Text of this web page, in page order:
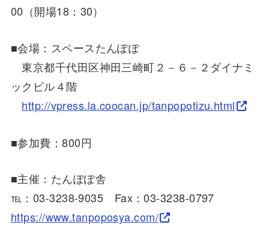
00（開場18：30）
■会場：スペースたんぽぽ
東京都千代田区神田三崎町２－６－２ダイナミ
ックビル４階
http://vpress.la.coocan.jp/tanpopotizu.html
■参加費：800円
■主催：たんぽぽ舎
℡：03-3238-9035 Fax：03-3238-0797
https://www.tanpoposya.com/